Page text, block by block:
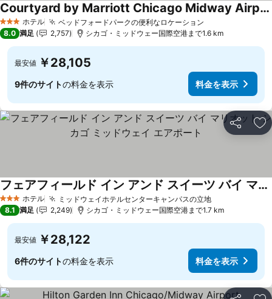
3 ホテルのランク
ホテル ベッドフォードパークの便利なロケーション
Courtyard by Marriott Chicago Midway Airport
料金を表示
8.0 満足 2,757 シカゴ・ミッドウェー国際空港まで1.6 km
最安値 ￥28,105
9件のサイトの料金を表示 料金を表示
シェア お
3 ホテルのランク
ホテル ミッドウェイホテルセンターキャンパスの立地料金を表示
フェアフィールド イン アンド スイーツ バイ マリオット シカゴ ミッドウェイ エアポート
料金を表示
8.1 満足 2,249 シカゴ・ミッドウェー国際空港まで1.7 km
最安値 ￥28,122
6件のサイトの料金を表示 料金を表示